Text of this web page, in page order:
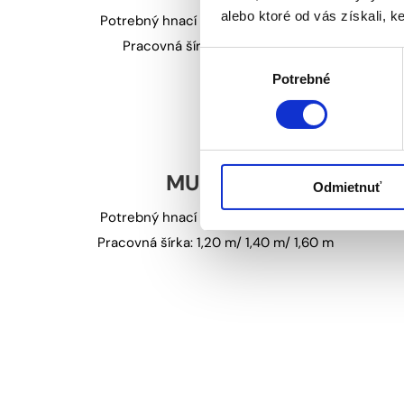
alebo ktoré od vás získali,
Potrebné
Odmietnuť
Potrebný hnací výkon: od 20 do 35 k
Pracovná šírka: 1,00 m/ 120 m
MU-FM/S
Potrebný hnací výkon: od 30 do 45 k
Pracovná šírka: 1,20 m/ 1,40 m/ 1,60 m